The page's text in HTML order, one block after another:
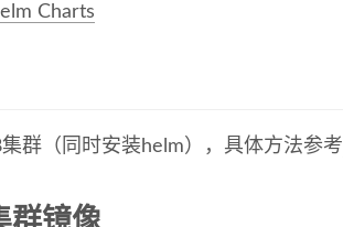
Charts
群（同时安装helm），具体方法参考
群镜像